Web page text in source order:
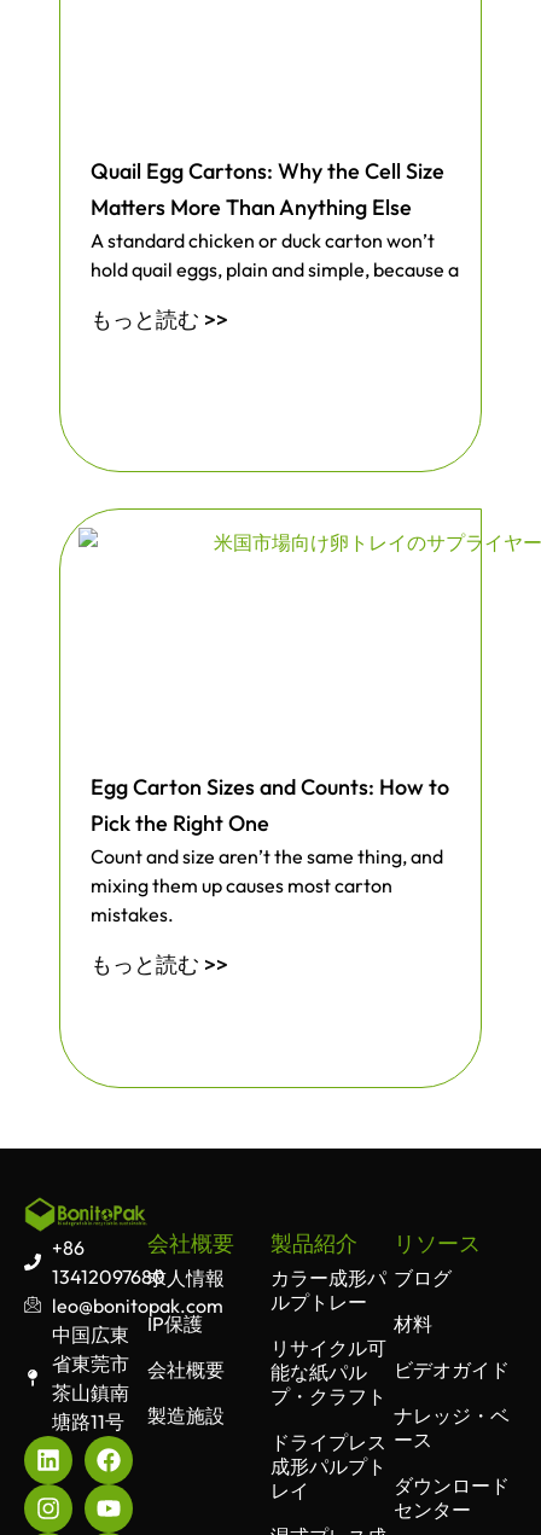
Quail Egg Cartons: Why the Cell Size
Matters More Than Anything Else
A standard chicken or duck carton won’t
hold quail eggs, plain and simple, because a
もっと読む >>
Egg Carton Sizes and Counts: How to
Pick the Right One
Count and size aren’t the same thing, and
mixing them up causes most carton
mistakes.
もっと読む >>
+86
13412097680
leo@bonitopak.com
中国広東
省東莞市
茶山鎮南
塘路11号
会社概要
求人情報
IP保護
会社概要
製造施設
製品紹介
カラー成形パ
ルプトレー
リサイクル可
能な紙パル
プ・クラフト
ドライプレス
成形パルプト
レイ
リソース
ブログ
材料
ビデオガイド
ナレッジ・ベ
ース
ダウンロード
センター